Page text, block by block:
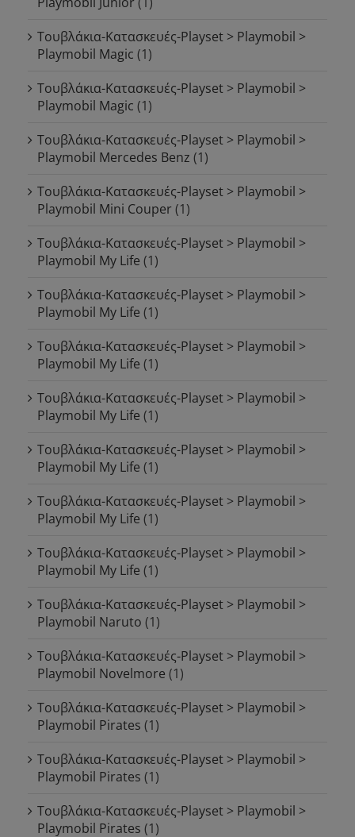
Τουβλάκια-Κατασκευές-Playset > Playmobil >
Playmobil Magic (1)
Τουβλάκια-Κατασκευές-Playset > Playmobil >
Playmobil Magic (1)
Τουβλάκια-Κατασκευές-Playset > Playmobil >
Playmobil Mercedes Benz (1)
Τουβλάκια-Κατασκευές-Playset > Playmobil >
Playmobil Mini Couper (1)
Τουβλάκια-Κατασκευές-Playset > Playmobil >
Playmobil My Life (1)
Τουβλάκια-Κατασκευές-Playset > Playmobil >
Playmobil My Life (1)
Τουβλάκια-Κατασκευές-Playset > Playmobil >
Playmobil My Life (1)
Τουβλάκια-Κατασκευές-Playset > Playmobil >
Playmobil My Life (1)
Τουβλάκια-Κατασκευές-Playset > Playmobil >
Playmobil My Life (1)
Τουβλάκια-Κατασκευές-Playset > Playmobil >
Playmobil My Life (1)
Τουβλάκια-Κατασκευές-Playset > Playmobil >
Playmobil My Life (1)
Τουβλάκια-Κατασκευές-Playset > Playmobil >
Playmobil Naruto (1)
Τουβλάκια-Κατασκευές-Playset > Playmobil >
Playmobil Novelmore (1)
Τουβλάκια-Κατασκευές-Playset > Playmobil >
Playmobil Pirates (1)
Τουβλάκια-Κατασκευές-Playset > Playmobil >
Playmobil Pirates (1)
Τουβλάκια-Κατασκευές-Playset > Playmobil >
Playmobil Pirates (1)